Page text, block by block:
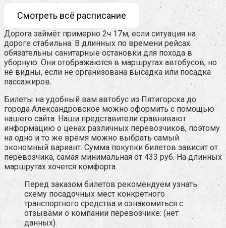
Смотреть всё расписание
Дорога займёт примерно 2ч 17м, если ситуация на
дороге стабильна. В длинных по времени рейсах
обязательны санитарные остановки для похода в
уборную. Они отображаются в маршрутах автобусов, но
не видны, если не организована высадка или посадка
пассажиров.
Билеты на удобный вам автобус из Пятигорска до
города Александровское можно оформить с помощью
нашего сайта. Наши представители сравнивают
информацию о ценах различных перевозчиков, поэтому
на одно и то же время можно выбрать самый
экономный вариант. Сумма покупки билетов зависит от
перевозчика, самая минимальная от 433 руб. На длинных
маршрутах хочется комфорта.
Перед заказом билетов рекомендуем узнать
схему посадочных мест конкретного
транспортного средства и ознакомиться с
отзывами о компании перевозчике: (нет
данных).